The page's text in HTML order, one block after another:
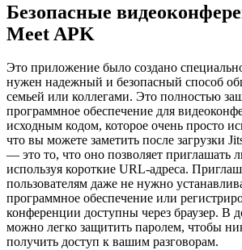
Безопасные
Meet APK
Это приложение было создано
нужен надежный и безопасный способ
семьей или коллегами. Это полностью
программное обеспечение для
исходным кодом, которое очень просто
что вы можете заметить после загрузки
— это то, что оно позволяет приглашать
используя короткие URL-адреса.
пользователям даже не нужно
программное обеспечение или
конференции доступны через браузер. В
можно легко защитить паролем, чтобы
получить доступ к вашим разговорам.